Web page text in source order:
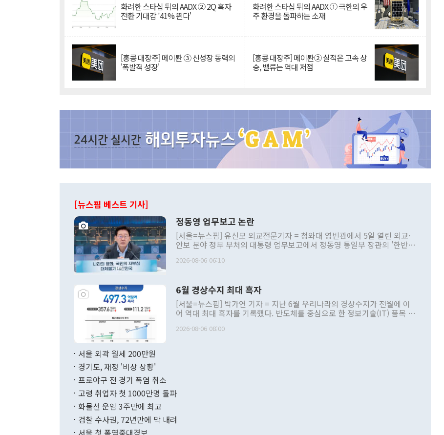
화려한 스타십 뒤의 AADX ② 2Q 흑자
전환 기대감 '41% 뛴다'
화려한 스타십 뒤의 AADX ① 극한의 우
주 환경을 돌파하는 소재
[홍콩 대장주] 메이퇀 ③ 신성장 동력의
'폭발적 성장'
[홍콩 대장주] 메이퇀② 실적은 고속 상
승, 밸류는 역대 저점
[뉴스핌 베스트 기사]
정동영 업무보고 논란
[서울=뉴스핌] 유신모 외교전문기자 = 청와대 영빈관에서 5일 열린 외교·
안보 분야 정부 부처의 대통령 업무보고에서 정동영 통일부 장관의 '한반도
발언 중에는 정부 내 조율을 거치지 않은 사안을 정책으로 추진하겠다고 공
주의적 희망에 근거한 비현실적 구상'이라는 비판을 내놨다. 그동안 정 장
관의 대북 정책 관련 발언이 물의를 빚은 적은 여러 번 있지만 대통령과 유
관 부처 장관이 공개적으로 부정적 입장을 표명한 것은 이례적이다. 정 장
관의 무리한 대북 접근법과 월권을 제어해야 한다는 목소리도 높아지고 있
다. [정동영 통일부 장관이 지난달 23일 오후 서울 종로구 정부서울청사에
무너졌다고도 했다. 또 "현 시점에서 흘러간 선(先)비핵화만 되뇌는 것은
함께 4자 대화의 동력을 확보하기 위해 최선을 다할 것"이라고 말했다. 하
2026-08-06 06:10
6월 경상수지 최대 흑자
[서울=뉴스핌] 박가연 기자 = 지난 6월 우리나라의 경상수지가 전월에 이
어 역대 최대 흑자를 기록했다. 반도체를 중심으로 한 정보기술(IT) 품목 수
료=한국은행] 한국은행이 6일 발표한 '2026년 6월 국제수지(잠정)'에 따르
며 월간 기준 처음으로 1000억달러를 넘어섰다. 상품수입은 644억8000만
196.9% 급증했고 컴퓨터·주변기기(SSD)는 282.7% 증가했다. IT 품목
수출은 160.4% 늘었으며 비IT 품목도 ▲석유제품(47.5%) ▲화공품
2026-08-06 08:00
서울 외곽 월세 200만원
경기도, 재정 '비상 상황'
프로야구 전 경기 폭염 취소
고령 취업자 첫 1000만명 돌파
화물선 운임 3주만에 최고
검찰 수사권, 72년만에 막 내려